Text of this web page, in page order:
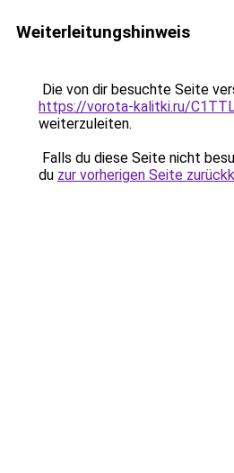
Weiterleitungshinweis
Die von dir besuchte Seite
https://vorota-kalitki.ru/
weiterzuleiten.
Falls du diese Seite nicht
du zur vorherigen Seite